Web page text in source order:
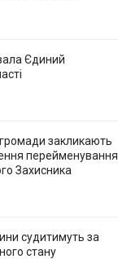
Єдиний
закликають
перейменування
Захисника
судитимуть за
стану